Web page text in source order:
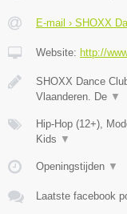
E-mail › SHOXX
Website: http://
SHOXX Dance
Vlaanderen. De ▼
Hip-Hop (12+),
Kids ▼
Openingstijden ▼
Laatste facebook